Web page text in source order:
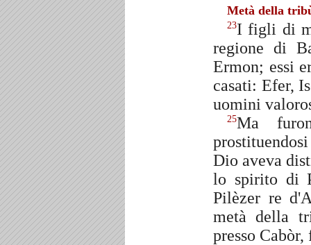
Metà della
23I figli di
regione di
Ermon; essi
casati: Efer,
uomini
25Ma
Dio aveva
lo spirito di
Pilèzer re
metà della
presso